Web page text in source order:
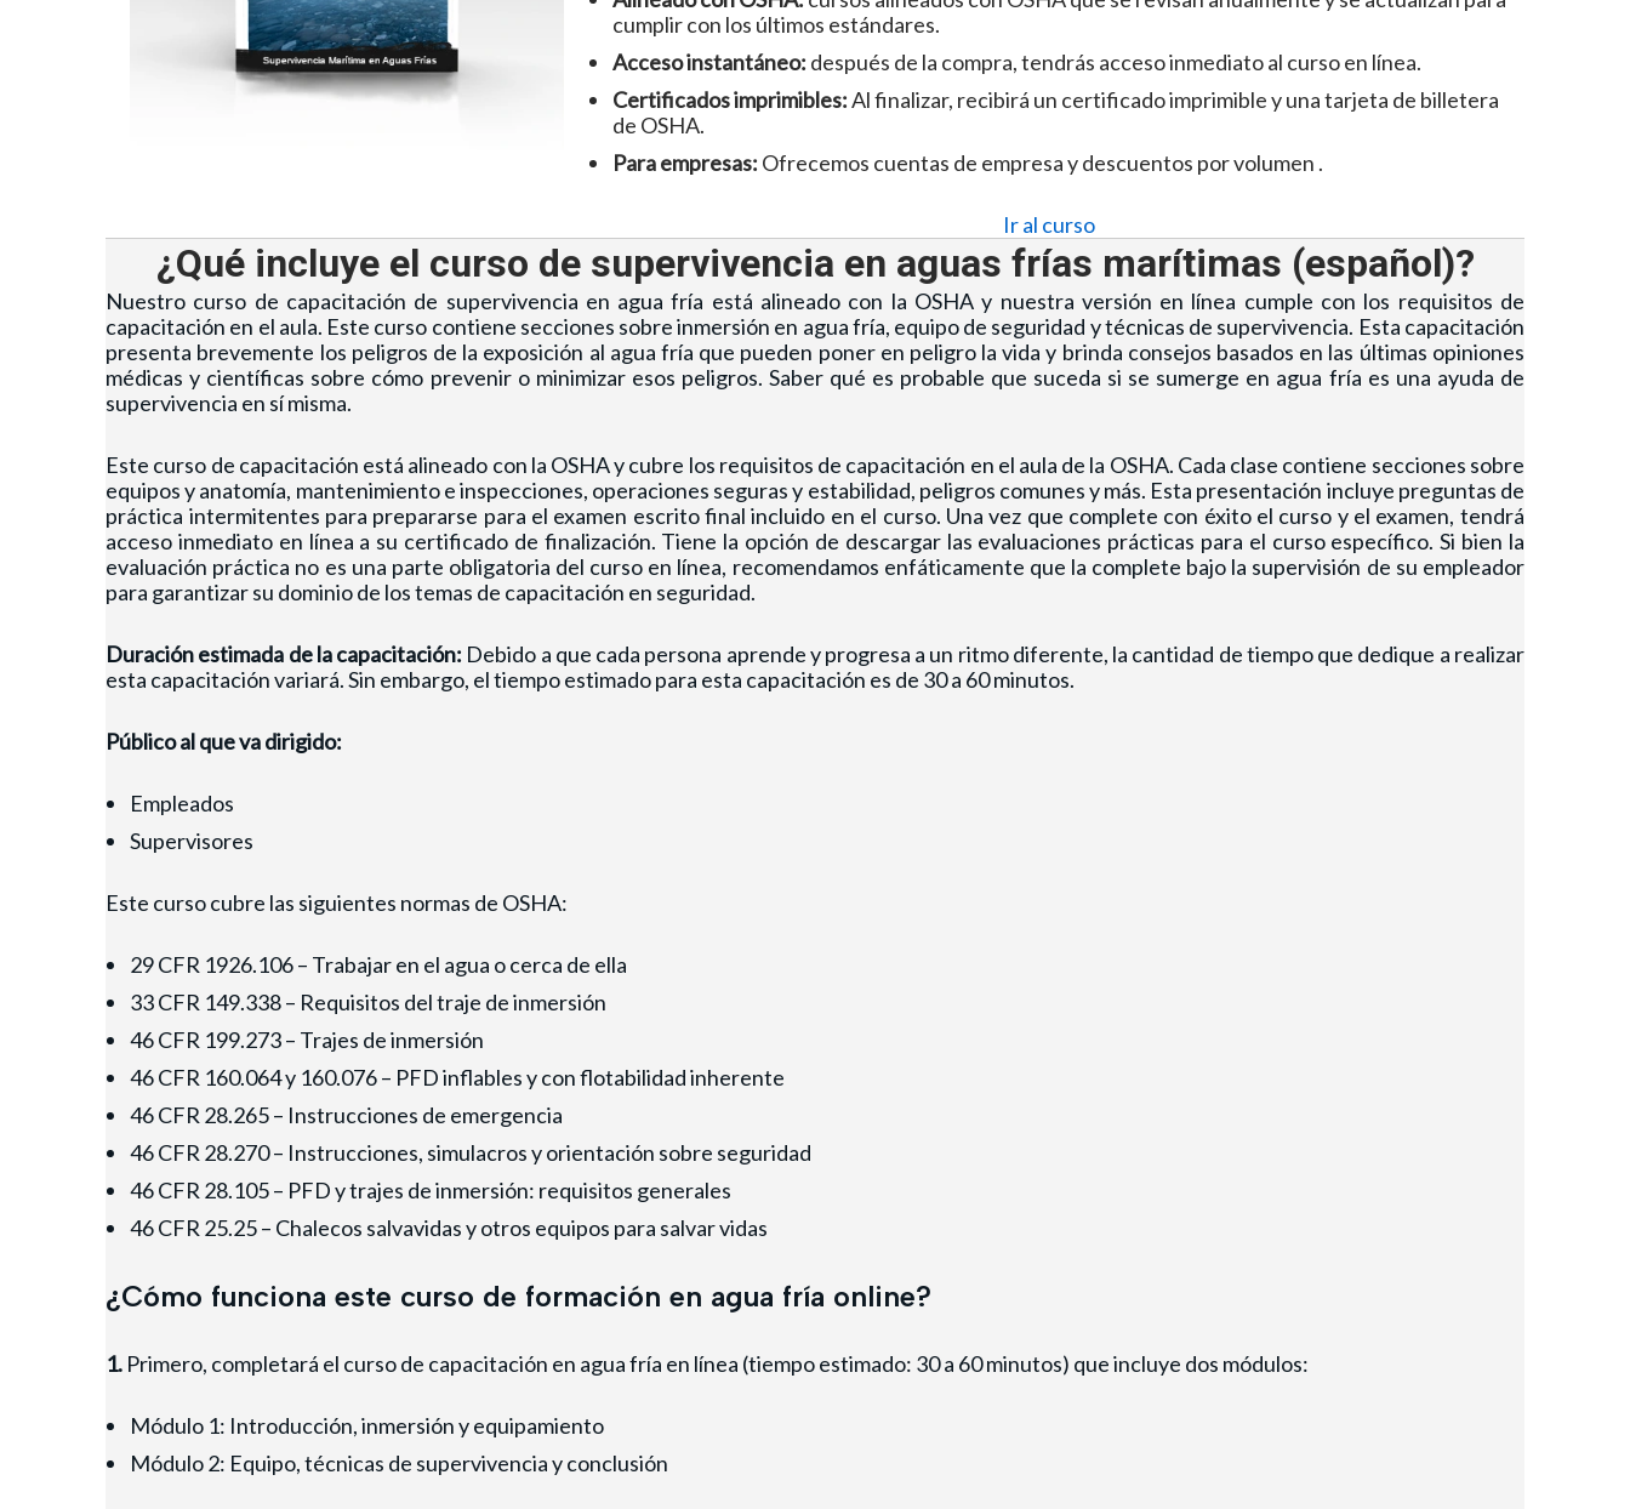
cumplir con los últimos estándares.
Acceso instantáneo: después de la compra, tendrás acceso inmediato al curso en línea.
Certificados imprimibles:Al finalizar, recibirá un certificado imprimible y una tarjeta de billetera
de OSHA.
Para empresas: Ofrecemos cuentas de empresaydescuentos por volumen .
Ir al curso
¿Qué incluye el curso de supervivencia en aguas frías marítimas (español)?
Nuestro curso de capacitación de supervivencia en agua fría está alineado con la OSHA y nuestra versión en línea cumple con los requisitos de
capacitación en el aula. Este curso contiene secciones sobre inmersión en agua fría, equipo de seguridad y técnicas de supervivencia. Esta capacitación
presenta brevemente los peligros de la exposición al agua fría que pueden poner en peligro la vida y brinda consejos basados ​​en las últimas opiniones
médicas y científicas sobre cómo prevenir o minimizar esos peligros. Saber qué es probable que suceda si se sumerge en agua fría es una ayuda de
supervivencia en sí misma.
Este curso de capacitación está alineado con la OSHA y cubre los requisitos de capacitación en el aula de la OSHA. Cada clase contiene secciones sobre
equipos y anatomía, mantenimiento e inspecciones, operaciones seguras y estabilidad, peligros comunes y más. Esta presentación incluye preguntas de
práctica intermitentes para prepararse para el examen escrito final incluido en el curso. Una vez que complete con éxito el curso y el examen, tendrá
acceso inmediato en línea a su certificado de finalización. Tiene la opción de descargar las evaluaciones prácticas para el curso específico. Si bien la
evaluación práctica no es una parte obligatoria del curso en línea, recomendamos enfáticamente que la complete bajo la supervisión de su empleador
para garantizar su dominio de los temas de capacitación en seguridad.
Duración estimada de la capacitación: Debido a que cada persona aprende y progresa a un ritmo diferente, la cantidad de tiempo que dedique a realizar
esta capacitación variará. Sin embargo, el tiempo estimado para esta capacitación es de 30 a 60 minutos.
Público al que va dirigido:
Empleados
Supervisores
Este curso cubre las siguientes normas de OSHA:
29 CFR 1926.106 – Trabajar en el agua o cerca de ella
33 CFR 149.338 – Requisitos del traje de inmersión
46 CFR 199.273 – Trajes de inmersión
46 CFR 160.064 y 160.076 – PFD inflables y con flotabilidad inherente
46 CFR 28.265 – Instrucciones de emergencia
46 CFR 28.270 – Instrucciones, simulacros y orientación sobre seguridad
46 CFR 28.105 – PFD y trajes de inmersión: requisitos generales
46 CFR 25.25 – Chalecos salvavidas y otros equipos para salvar vidas
¿Cómo funciona este curso de formación en agua fría online?
1. Primero, completará el curso de capacitación en agua fría en línea (tiempo estimado: 30 a 60 minutos) que incluye dos módulos:
Módulo 1: Introducción, inmersión y equipamiento
Módulo 2: Equipo, técnicas de supervivencia y conclusión